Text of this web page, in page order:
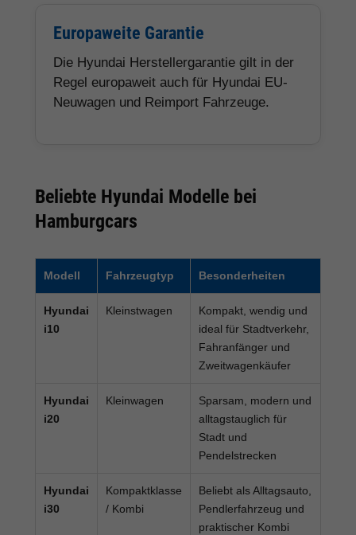
Europaweite Garantie
Die Hyundai Herstellergarantie gilt in der
Regel europaweit auch für Hyundai EU-
Neuwagen und Reimport Fahrzeuge.
Beliebte Hyundai Modelle bei
Hamburgcars
Modell Fahrzeugtyp Besonderheiten
Hyundai
i10
Kleinstwagen
Kompakt, wendig und
ideal für Stadtverkehr,
Fahranfänger und
Zweitwagenkäufer
Hyundai
i20
Kleinwagen
Sparsam, modern und
alltagstauglich für
Stadt und
Pendelstrecken
Hyundai
i30
Kompaktklasse
/ Kombi
Beliebt als Alltagsauto,
Pendlerfahrzeug und
praktischer Kombi